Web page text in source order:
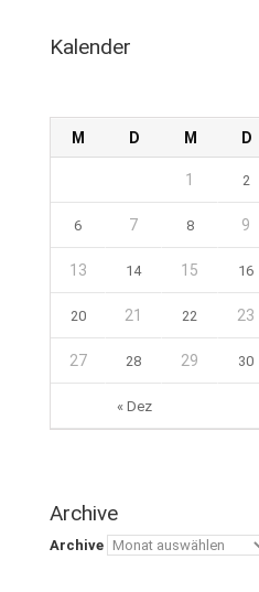
Kalender
M D M D
« Dez
1 2
6 7 8 9
13 14 15 16
20 21 22 23
27 28 29 30
Archive
Archive